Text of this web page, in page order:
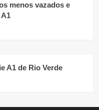
menos vazados e
A1 de Rio Verde